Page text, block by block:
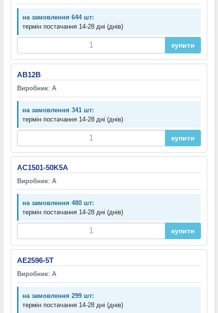
на замовлення 644 шт:
термін постачання 14-28 дні (днів)
купити
AB12B
Виробник: A
на замовлення 341 шт:
термін постачання 14-28 дні (днів)
купити
AC1501-50K5A
Виробник: A
на замовлення 480 шт:
термін постачання 14-28 дні (днів)
купити
AE2596-5T
Виробник: A
на замовлення 299 шт:
термін постачання 14-28 дні (днів)